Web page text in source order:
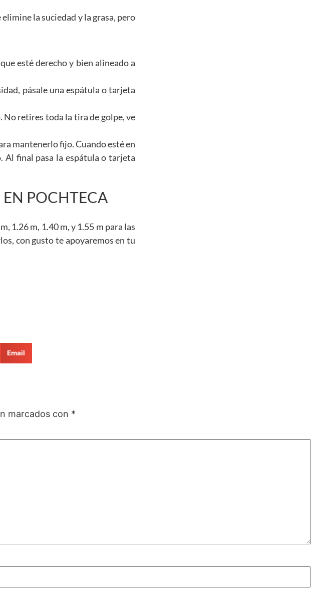
la suciedad y la grasa, pero
esté derecho y bien alineado a
pásale una espátula o tarjeta
No retires toda la tira de golpe, ve
mantenerlo fijo. Cuando esté en
Al final pasa la espátula o tarjeta
EN POCHTECA
1.26 m, 1.40 m, y 1.55 m para las
con gusto te apoyaremos en tu
Email
marcados con *